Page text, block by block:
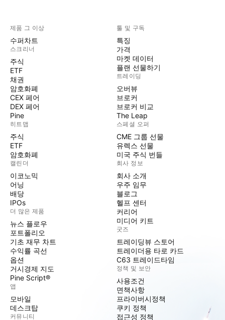
제품 그 이상
수퍼차트
스크리너
주식
ETF
채권
암호화폐
CEX 페어
DEX 페어
Pine
히트맵
주식
ETF
암호화폐
캘린더
이코노믹
어닝
배당
IPOs
더 많은 제품
뉴스 플로우
포트폴리오
기초 재무 차트
수익률 곡선
옵션
거시경제 지도
Pine Script®
앱
모바일
데스크탑
커뮤니티
툴 및 구독
특징
가격
마켓 데이터
플랜 선물하기
트레이딩
오버뷰
브로커
브로커 비교
The Leap
스페셜 오퍼
CME 그룹 선물
유렉스 선물
미국 주식 번들
회사 정보
회사 소개
우주 임무
블로그
헬프 센터
커리어
미디어 키트
굿즈
트레이딩뷰 스토어
트레이더용 타로 카드
C63 트레이드타임
정책 및 보안
사용조건
면책사항
프라이버시정책
쿠키 정책
접근성 정책